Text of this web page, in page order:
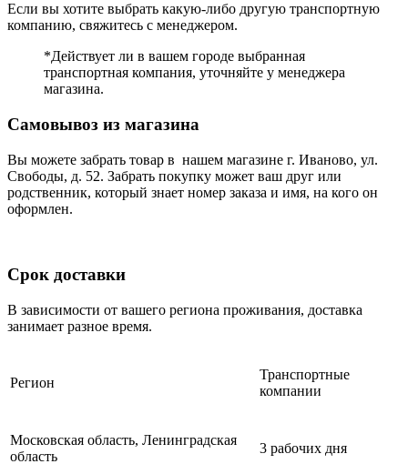
Если вы хотите выбрать какую-либо другую транспортную
компанию, свяжитесь с менеджером.
*Действует ли в вашем городе выбранная
транспортная компания, уточняйте у менеджера
магазина.
Самовывоз из магазина
Вы можете забрать товар в нашем магазине г. Иваново, ул.
Свободы, д. 52. Забрать покупку может ваш друг или
родственник, который знает номер заказа и имя, на кого он
оформлен.
Срок доставки
В зависимости от вашего региона проживания, доставка
занимает разное время.
Регион
Транспортные
компании
Московская область, Ленинградская
область
3 рабочих дня